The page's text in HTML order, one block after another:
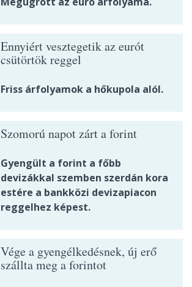
Ennyiért vesztegetik az eurót
csütörtök reggel
Friss árfolyamok a hőkupola alól.
Szomorú napot zárt a forint
Gyengült a forint a főbb
devizákkal szemben szerdán kora
estére a bankközi devizapiacon
reggelhez képest.
Vége a gyengélkedésnek, új erő
szállta meg a forintot